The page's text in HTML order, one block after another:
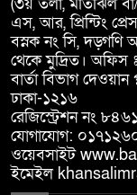
এস, আর, প্রিন্টিং
বস্নক নং সি, দড়্গণি
থেকে মুদ্রিত। অফিস
বার্তা বিভাগ
ঢাকা-১২১৬
রেজিস্ট্রেশন নং ৮৪৬১
যোগাযোগ:
ওয়েবসাইট
ইমেইল